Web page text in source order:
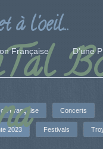
à l'oeil...
Française
D’une
Française Concerts
2023 Festivals